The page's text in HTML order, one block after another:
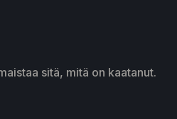
sitä, mitä on kaatanut.